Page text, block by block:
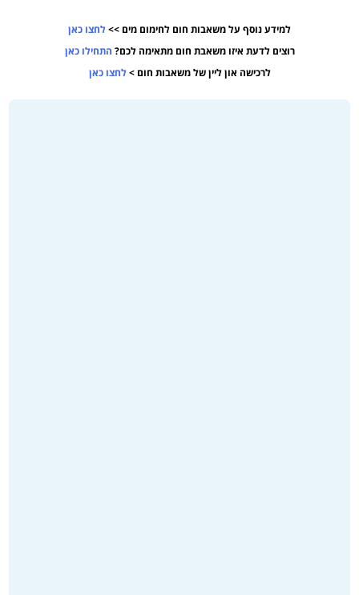
למידע נוסף על משאבות חום לחימום מים >>לחצו כאן
רוצים לדעת איזו משאבת חום מתאימה לכם? התחילו כאן
לרכישה און ליין של משאבות חום >לחצו כאן